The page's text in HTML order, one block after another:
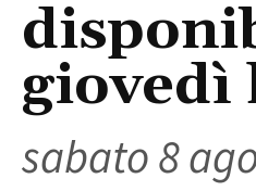
giovedì
sabato 8